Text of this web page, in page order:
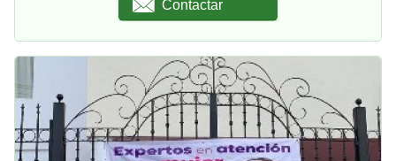
Contactar